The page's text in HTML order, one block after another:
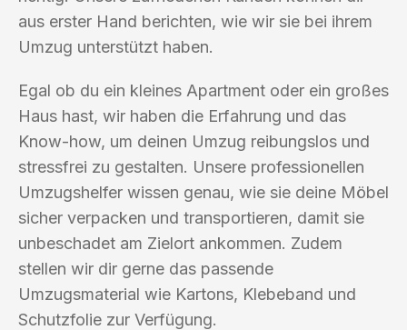
aus erster Hand berichten, wie wir sie bei ihrem
Umzug unterstützt haben.
Egal ob du ein kleines Apartment oder ein großes
Haus hast, wir haben die Erfahrung und das
Know-how, um deinen Umzug reibungslos und
stressfrei zu gestalten. Unsere professionellen
Umzugshelfer wissen genau, wie sie deine Möbel
sicher verpacken und transportieren, damit sie
unbeschadet am Zielort ankommen. Zudem
stellen wir dir gerne das passende
Umzugsmaterial wie Kartons, Klebeband und
Schutzfolie zur Verfügung.